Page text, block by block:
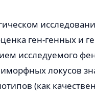
ген-генных и
исследуемого
локусов
(как